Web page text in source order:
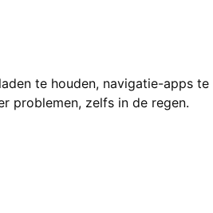
te houden, navigatie-apps te
problemen, zelfs in de regen.